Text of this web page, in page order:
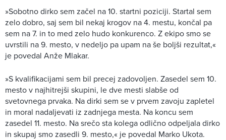
»Sobotno dirko sem začel na 10. startni poziciji. Startal sem
zelo dobro, saj sem bil nekaj krogov na 4. mestu, končal pa
sem na 7. in to med zelo hudo konkurenco. Z ekipo smo se
uvrstili na 9. mesto, v nedeljo pa upam na še boljši rezultat,«
je povedal Anže Mlakar.
»S kvalifikacijami sem bil precej zadovoljen. Zasedel sem 10.
mesto v najhitrejši skupini, le dve mesti slabše od
svetovnega prvaka. Na dirki sem se v prvem zavoju zapletel
in moral nadaljevati iz zadnjega mesta. Na koncu sem
zasedel 11. mesto. Na srečo sta kolega odlično odpeljala dirko
in skupaj smo zasedli 9. mesto,« je povedal Marko Ukota.